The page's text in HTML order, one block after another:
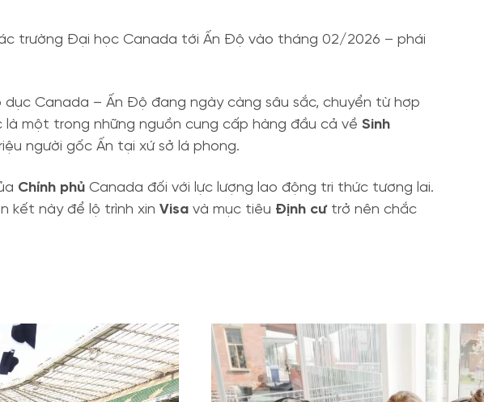
trường Đại học Canada tới Ấn Độ vào tháng 02/2026 – phái
Canada – Ấn Độ đang ngày càng sâu sắc, chuyển từ hợp
một trong những nguồn cung cấp hàng đầu cả về Sinh
người gốc Ấn tại xứ sở lá phong.
Chính phủ Canada đối với lực lượng lao động tri thức tương lai.
kết này để lộ trình xin Visa và mục tiêu Định cưtrở nên chắc